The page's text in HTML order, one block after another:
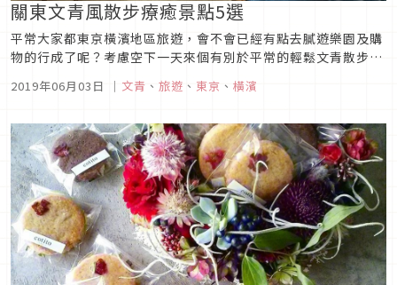
關東文青風散步療癒景點5選
平常大家都東京橫濱地區旅遊，會不會已經有點去膩遊樂園及購
物的行成了呢？考慮空下一天來個有別於平常的輕鬆文青散步
吧！走進一家氛圍優雅的餐廳，脫下鞋子，一邊躺著一邊享受美
食和美酒，和戀人、朋友、家人或是單獨輕松愉快地度過美好時
也會讓你身心靈都可以好...
2019年06月03日 ｜ 文青 、 旅遊 、 東京 、 橫濱